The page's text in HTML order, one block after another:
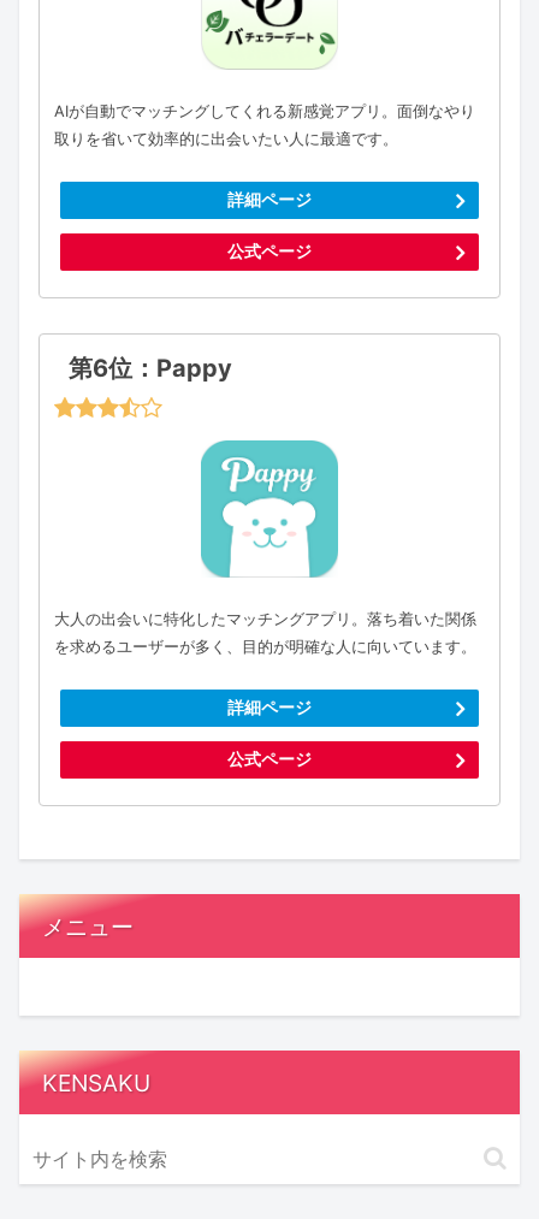
AIが自動でマッチングしてくれる新感覚アプリ。面倒なやり
取りを省いて効率的に出会いたい人に最適です。
詳細ページ
公式ページ
第6位：Pappy
大人の出会いに特化したマッチングアプリ。落ち着いた関係
を求めるユーザーが多く、目的が明確な人に向いています。
詳細ページ
公式ページ
メニュー
KENSAKU